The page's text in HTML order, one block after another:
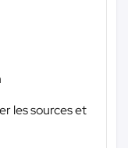
les sources et